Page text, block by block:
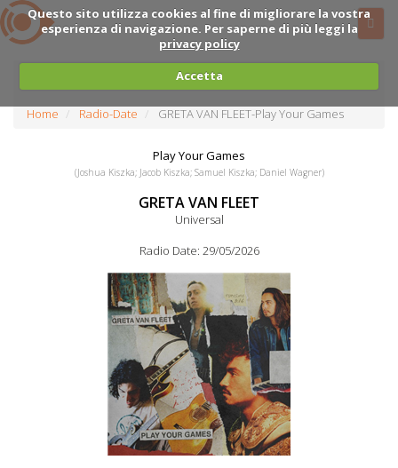
Questo sito utilizza cookies al fine di migliorare la vostra
esperienza di navigazione. Per saperne di più leggi la
privacy policy
Accetta
Home Radio-Date GRETA VAN FLEET-Play Your Games
Play Your Games
(Joshua Kiszka; Jacob Kiszka; Samuel Kiszka; Daniel Wagner)
GRETA VAN FLEET
Universal
Radio Date: 29/05/2026